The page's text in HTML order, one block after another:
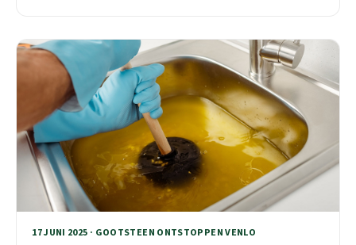
17 JUNI 2025 · GOOTSTEEN ONTSTOPPEN VENLO